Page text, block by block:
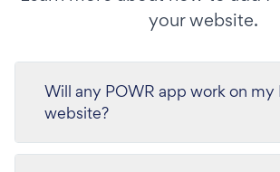
your website.
Will any POWR app work on my
website?